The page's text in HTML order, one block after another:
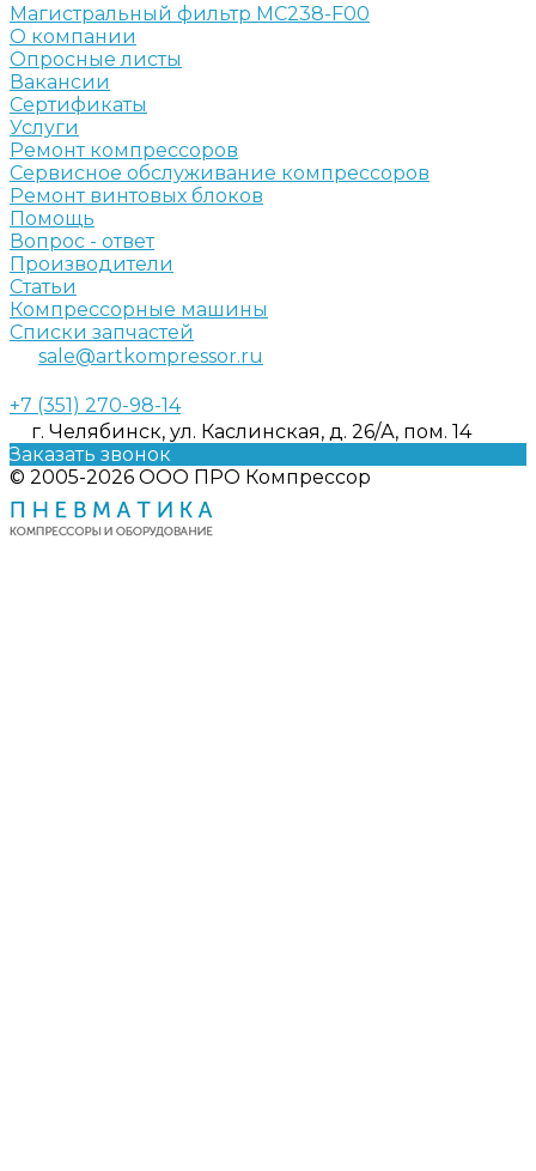
Магистральный фильтр MC238-F00
О компании
Опросные листы
Вакансии
Сертификаты
Услуги
Ремонт компрессоров
Сервисное обслуживание компрессоров
Ремонт винтовых блоков
Помощь
Вопрос - ответ
Производители
Статьи
Компрессорные машины
Списки запчастей
sale@artkompressor.ru
+7 (351) 270-98-14
г. Челябинск, ул. Каслинская, д. 26/А, пом. 14
Заказать звонок
© 2005-2026 ООО ПРО Компрессор